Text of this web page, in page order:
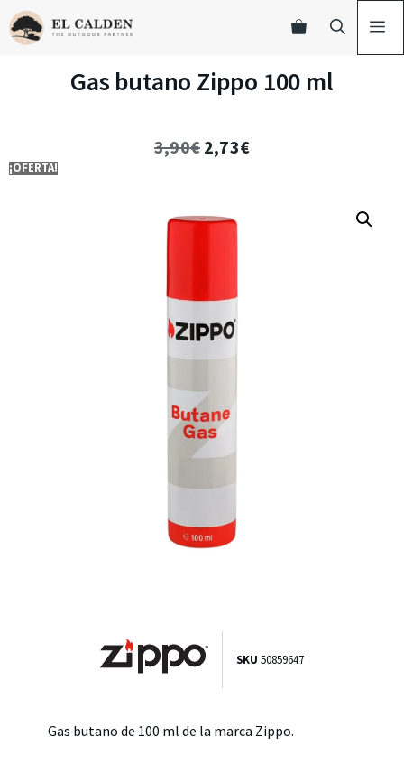
Gas butano Zippo 100 ml
3,90€ 2,73€
¡OFERTA!
SKU 50859647
Gas butano de 100 ml de la marca Zippo.